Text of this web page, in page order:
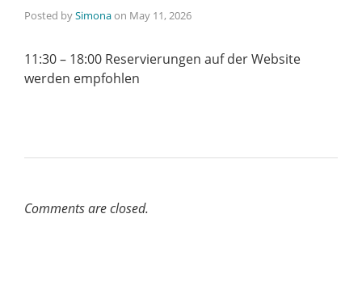
Posted bySimonaon May 11, 2026
11:30 – 18:00 Reservierungen auf der Website
werden empfohlen
Comments are closed.